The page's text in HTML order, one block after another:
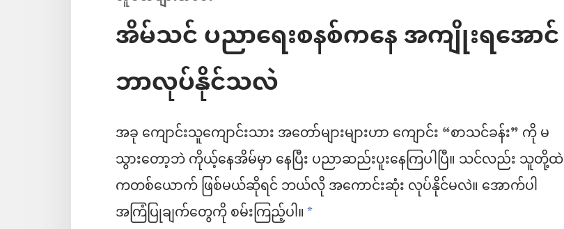
အိမ်သင် ပညာရေးစနစ်ကနေ အကျိုးရအောင်
ဘာလုပ်နိုင်သလဲ
အခု ကျောင်းသူကျောင်းသား အတော်များများဟာ ကျောင်း “စာသင်ခန်း” ကို မ
သွားတော့ဘဲ ကိုယ့်နေအိမ်မှာ နေပြီး ပညာဆည်းပူးနေကြပါပြီ။ သင်လည်း သူတို့ထဲ
ကတစ်ယောက် ဖြစ်မယ်ဆိုရင် ဘယ်လို အကောင်းဆုံး လုပ်နိုင်မလဲ။ အောက်ပါ
အကြံပြုချက်တွေကို စမ်းကြည့်ပါ။ a